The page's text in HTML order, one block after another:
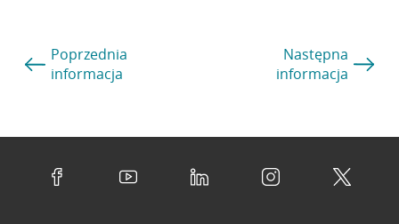
Poprzednia
informacja
Następna
informacja